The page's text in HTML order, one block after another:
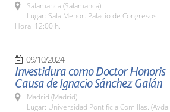
Salamanca (Salamanca)
Lugar: Sala Menor. Palacio de Congresos
Hora: 12:00 h.
09/10/2024
Investidura como Doctor Honoris
Causa de Ignacio Sánchez Galán
Madrid (Madrid)
Lugar: Universidad Pontificia Comillas. (Avda.